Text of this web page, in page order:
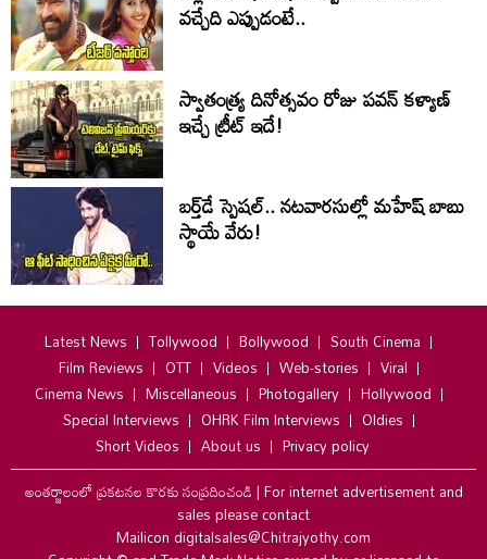
వచ్చేది ఎప్పుడంటే..
స్వాతంత్య్ర దినోత్సవం రోజు పవన్ కళ్యాణ్
ఇచ్చే ట్రీట్ ఇదే!
బర్త్‌‌డే స్పెషల్.. నటవారసుల్లో మహేష్ బాబు
స్థాయే వేరు!
Latest News Tollywood Bollywood
South Cinema
Film Reviews
OTT Videos Web-stories
Viral
Cinema News
Miscellaneous Photogallery
Hollywood
Special Interviews
OHRK Film Interviews
Oldies
Short Videos
About us
Privacy policy
అంతర్జాలంలో ప్రకటనల కొరకు సంప్రదించండి|For internet advertisement and
sales please contact
Mailicon digitalsales@Chitrajyothy.com